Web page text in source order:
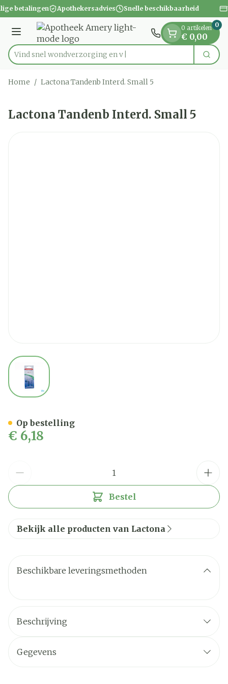
Ga naar de inhoud
1 van 1
betalingen Apothekersadvies Snelle beschikbaarheid
Menu
Product, merk, categorie...
Vind snel wondverzorg Zoek
0 artikelen
€ 0,00
0
Home / Lactona Tandenb Interd. Small 5
Lactona Tandenb Interd. Small 5
View larger image
€ 6,18
Bestel
Op bestelling
Bekijk alle producten van Lactona
Beschikbare leveringsmethoden
Beschrijving
Gegevens